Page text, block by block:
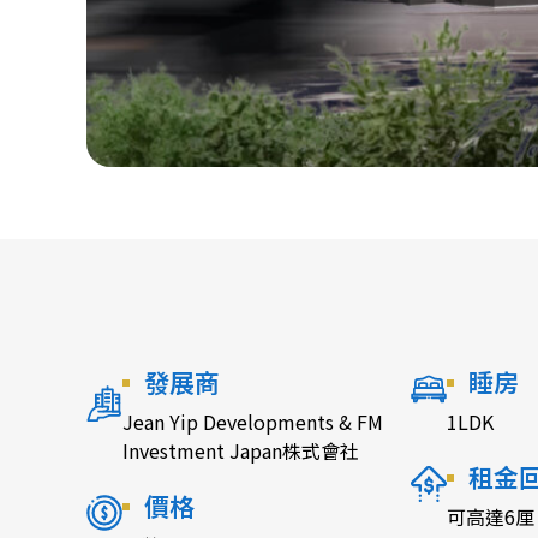
發展商
Jean Yip Developments & FM
Investment Japan株式會社
價格
睡房
1LDK
租金
可高達6厘